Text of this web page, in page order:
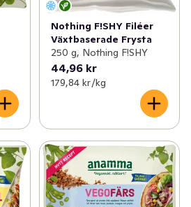
Nothing F!SHY Filéer
Växtbaserade Frysta
250 g, Nothing F!SHY
44,96 kr
179,84 kr /kg